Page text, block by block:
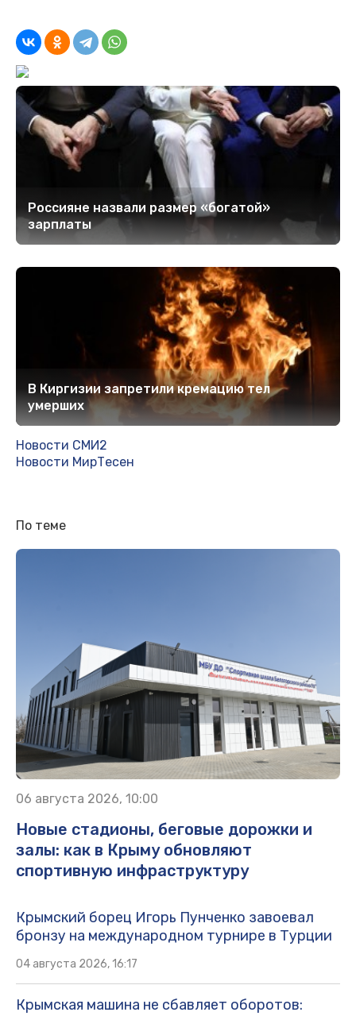
Россияне назвали размер «богатой»
зарплаты
В Киргизии запретили кремацию тел
умерших
Новости СМИ2
Новости МирТесен
По теме
06 августа 2026, 10:00
Новые стадионы, беговые дорожки и
залы: как в Крыму обновляют
спортивную инфраструктуру
Крымский борец Игорь Пунченко завоевал
бронзу на международном турнире в Турции
04 августа 2026, 16:17
Крымская машина не сбавляет оборотов: